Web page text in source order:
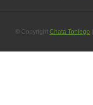
© Copyright Chata Toniego